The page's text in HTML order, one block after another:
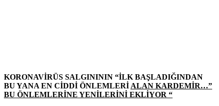
KORONAVİRÜS SALGINININ “İLK BAŞLADIĞINDAN
BU YANA EN CİDDİ ÖNLEMLERİ ALAN KARDEMİR…”
BU ÖNLEMLERİNE YENİLERİNİ EKLİYOR “